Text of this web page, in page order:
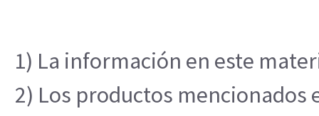
1) La información en este
2) Los productos mencionados